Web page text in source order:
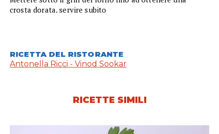
crosta dorata. servire subito
RICETTA DEL RISTORANTE
Antonella Ricci - Vinod Sookar
RICETTE SIMILI